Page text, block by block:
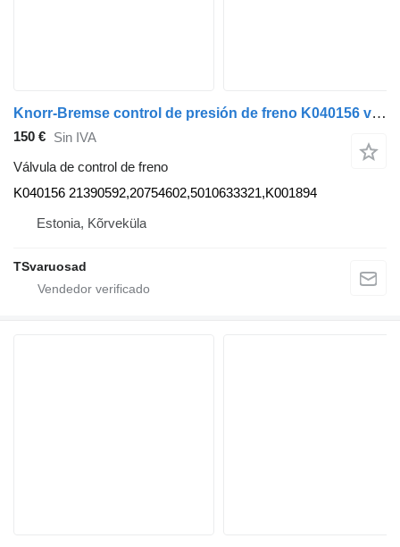
Knorr-Bremse control de presión de freno K040156 válvula de control de freno para Volvo FL280 cabeza tractora
150 € Sin IVA
Válvula de control de freno
K040156 21390592,20754602,5010633321,K001894
Estonia, Kõrveküla
TSvaruosad